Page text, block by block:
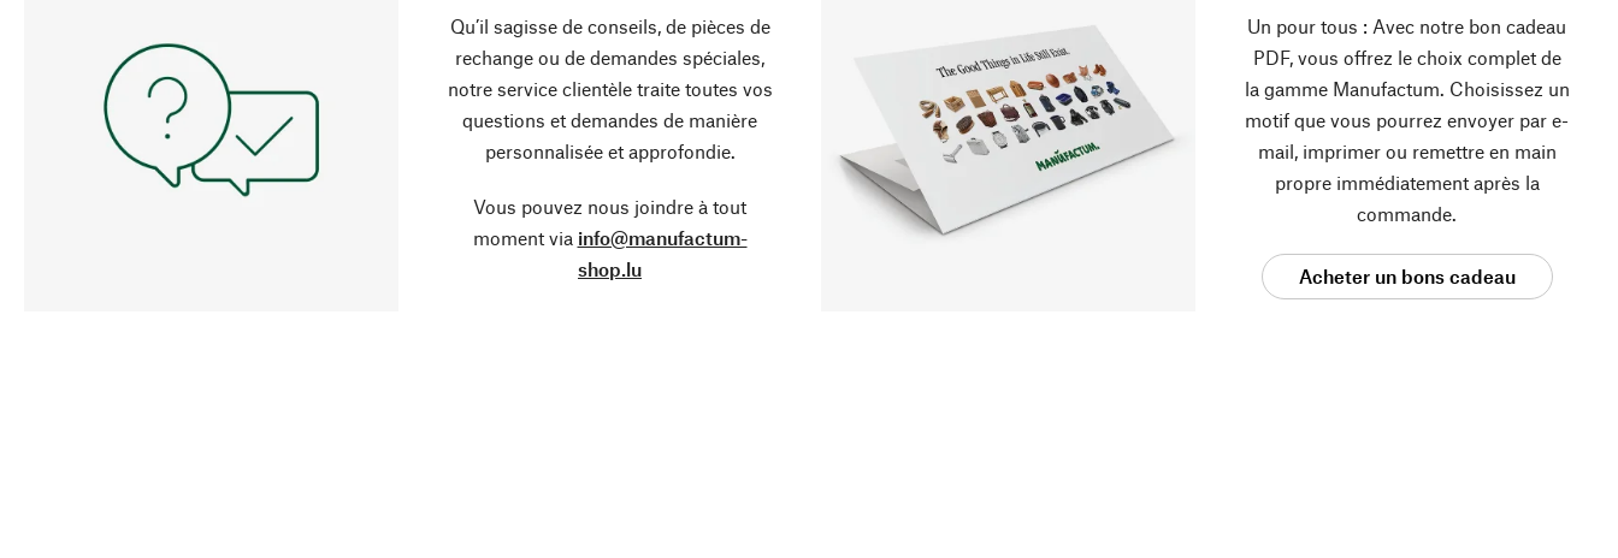
Qu’il sagisse de conseils, de pièces de
rechange ou de demandes spéciales,
notre service clientèle traite toutes vos
questions et demandes de manière
personnalisée et approfondie.
Vous pouvez nous joindre à tout
moment via info@manufactum-
shop.lu
Un pour tous : Avec notre bon cadeau
PDF, vous offrez le choix complet de
la gamme Manufactum. Choisissez un
motif que vous pourrez envoyer par e-
mail, imprimer ou remettre en main
propre immédiatement après la
commande.
Acheter un bons cadeau